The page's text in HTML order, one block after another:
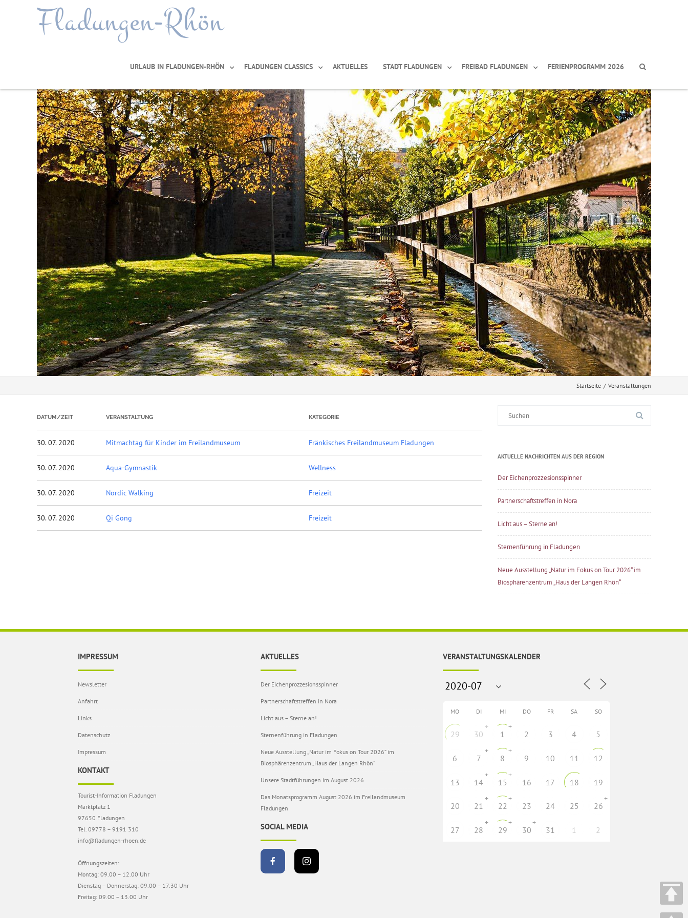
Fladungen-Rhön
URLAUB IN FLADUNGEN-RHÖN FLADUNGEN CLASSICS AKTUELLES STADT FLADUNGEN FREIBAD FLADUNGEN FERIENPROGRAMM 2026
Startseite / Veranstaltungen
DATUM/ZEIT VERANSTALTUNG KATEGORIE
30. 07. 2020 Mitmachtag für Kinder im Freilandmuseum Fränkisches Freilandmuseum Fladungen
30. 07. 2020 Aqua-Gymnastik Wellness
30. 07. 2020 Nordic Walking Freizeit
30. 07. 2020 Qi Gong Freizeit
AKTUELLE NACHRICHTEN AUS DER REGION
Der Eichenprozzesionsspinner
Partnerschaftstreffen in Nora
Licht aus – Sterne an!
Sternenführung in Fladungen
Neue Ausstellung „Natur im Fokus on Tour 2026“ im
Biosphärenzentrum „Haus der Langen Rhön“
IMPRESSUM
Newsletter
Anfahrt
Links
Datenschutz
Impressum
KONTAKT
Tourist-Information Fladungen
Marktplatz 1
97650 Fladungen
Tel. 09778 – 9191 310
info@fladungen-rhoen.de
Öffnungszeiten:
Montag: 09.00 – 12.00 Uhr
Dienstag – Donnerstag: 09.00 – 17.30 Uhr
Freitag: 09.00 – 13.00 Uhr
AKTUELLES
Der Eichenprozzesionsspinner
Partnerschaftstreffen in Nora
Licht aus – Sterne an!
Sternenführung in Fladungen
Neue Ausstellung „Natur im Fokus on Tour 2026“ im
Biosphärenzentrum „Haus der Langen Rhön“
Unsere Stadtführungen im August 2026
Das Monatsprogramm August 2026 im Freilandmuseum
Fladungen
SOCIAL MEDIA
VERANSTALTUNGSKALENDER
MO DI MI DO FR SA SO
29 30
+
1
+
2 3 4 5
6 7
+
8
+
9 10 11 12
13 14
+
15
+
16 17 18 19
20 21
+
22
+
23 24 25 26
+
27 28
+
29
+
30
+
31 1 2